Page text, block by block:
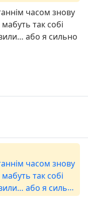
часом знову
так собі
або я сильно
часом знову
так собі
або я сильно